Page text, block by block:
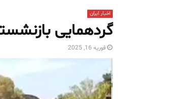
اخبار ایران
گردهمایی
فوریه 16, 2025